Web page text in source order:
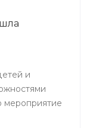
и
мероприятие